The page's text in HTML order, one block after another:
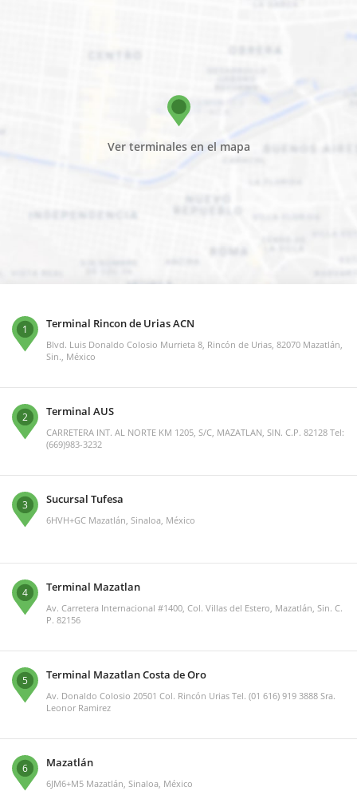
Ver terminales en el mapa
1 Terminal Rincon de Urias ACN
Blvd. Luis Donaldo Colosio Murrieta 8, Rincón de Urias, 82070 Mazatlán,
Sin., México
2 Terminal AUS
CARRETERA INT. AL NORTE KM 1205, S/C, MAZATLAN, SIN. C.P. 82128 Tel:
(669)983-3232
3 Sucursal Tufesa
6HVH+GC Mazatlán, Sinaloa, México
4 Terminal Mazatlan
Av. Carretera Internacional #1400, Col. Villas del Estero, Mazatlán, Sin. C.
P. 82156
5 Terminal Mazatlan Costa de Oro
Av. Donaldo Colosio 20501 Col. Rincón Urias Tel. (01 616) 919 3888 Sra.
Leonor Ramirez
6 Mazatlán
6JM6+M5 Mazatlán, Sinaloa, México